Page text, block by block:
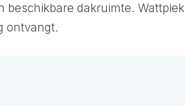
beschikbare dakruimte. Wattpiek
ontvangt.